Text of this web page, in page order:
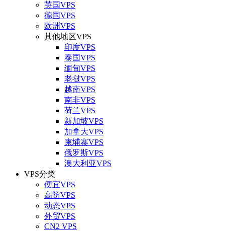
英国VPS
德国VPS
欧洲VPS
其他地区VPS
印度VPS
泰国VPS
缅甸VPS
老挝VPS
越南VPS
南非VPS
荷兰VPS
新加坡VPS
加拿大VPS
柬埔寨VPS
俄罗斯VPS
澳大利亚VPS
VPS分类
便宜VPS
高防VPS
动态VPS
外贸VPS
CN2 VPS